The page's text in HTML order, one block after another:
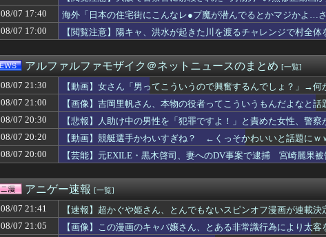
【驚愕】動物さんたち、一斉に「コンビニの棚」に興味を示し始める・・・
「女子トイレに全裸の男がいる」 観光センターのトイレに侵入した男（49）
【原神】先行動画のオデット強過ぎだろ 瑞希オデットが予想以上に使えそうで
【動画】女さん「男ってこういうので興奮するんでしょ？」→何かがおかしい
過給なしで420ps。しかもL型エンジン…このS31Zいくらかかってるんだ…
【モンハンワイルズ】アセンダンスではナタ君とか一癖ある姉さんたちじゃな
「ホッキョクグマが通りに現れたとき、誰でも逃げ込めるように」北緯78度の
『スーパーマリオサンシャイン』とかいう神ゲー
私「子供の名前はこれにしようかな」母「良いね！」→母「みんな聞いて！ヒ
「小泉やめろ」核巡る防衛相発言を批判、横浜駅西口で市民ら #高市小泉麻
青葉坂46『それぞれの坂道から選抜して合同で企画やります！』←これが最悪
カープ3連敗で今季ワースト借金16。森下7回2失点の好投も反撃は石原タイム
【ロッテ対オリックス18回戦】オリックスが山中稜真、西川龍馬、来田涼斗に
【悲報】「スポーツ観戦に興味がない人は頭が良い」とかいう内容の動画、バ
【驚愕】おな禁してから女子のワイに対する接し方が明らかに変わったwwww
【速報】BEYOOOOONDS小島はなが雨ノ森 川海に、大坪茉乃と杉山結菜がC...
彼女を好きだけど別れた方がいいか迷ってる
08/07 17:40
海外「日本の住宅街にこんなレ●プ魔が潜んでるとかマジかよ…
08/07 17:00
【閲覧注意】陽キャ、洪水が起きた川を渡るチャレンジで村
アルファルファモザイク＠ネットニュースのまとめ [一覧]
08/07 21:30
【動画】女さん「男ってこういうので興奮するんでしょ？」→何
08/07 21:00
【画像】吉岡里帆さん、本物の役者ってこういうもんだよなと話
08/07 20:30
【悲報】人助け中の男性を「犯罪ですよ！」と責めた女性、警察
08/07 20:20
【動画】競艇選手かわいすぎね？ ←くっそかわいいと話題にｗ
08/07 20:00
【芸能】元EXILE・黒木啓司、妻へのDV事案で逮捕 宮崎麗果
アニゲー速報 [一覧]
08/07 21:41
【速報】超かぐや姫さん、とんでもないスピンオフ漫画が連載
08/07 21:05
【画像】この漫画のキャバ嬢さん、とある非常識行為により太客